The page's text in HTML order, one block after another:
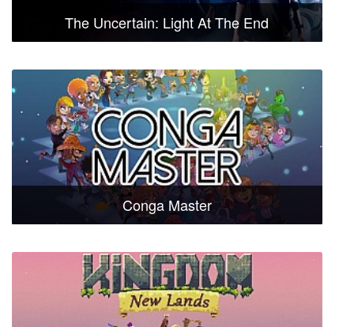
The Uncertain: Light At The End
Conga Master